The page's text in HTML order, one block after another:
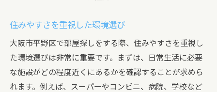
住みやすさを重視した環境選び
大阪市平野区で部屋探しをする際、住みやすさを重視し
た環境選びは非常に重要です。まずは、日常生活に必要
な施設がどの程度近くにあるかを確認することが求めら
れます。例えば、スーパーやコンビニ、病院、学校など